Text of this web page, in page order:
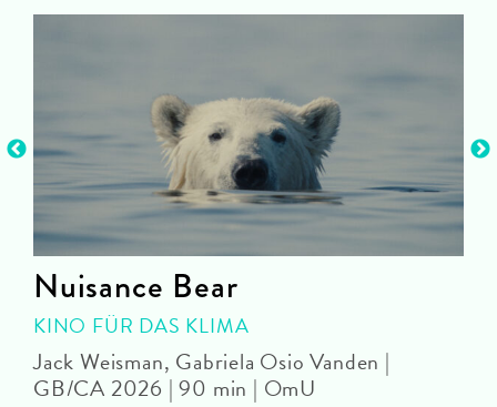
Nuisance Bear
KINO FÜR DAS KLIMA
Jack Weisman, Gabriela Osio Vanden |
GB/CA 2026 | 90 min | OmU